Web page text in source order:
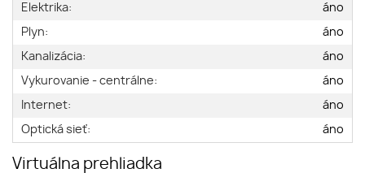
Elektrika:
áno
Plyn:
áno
Kanalizácia:
áno
Vykurovanie - centrálne:
áno
Internet:
áno
Optická sieť:
áno
Virtuálna prehliadka